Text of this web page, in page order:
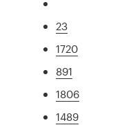
23
1720
891
1806
1489